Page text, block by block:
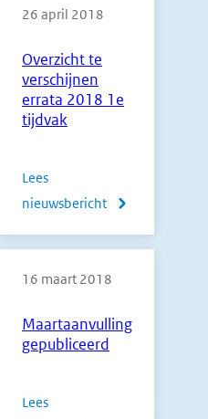
Overzicht te
verschijnen
errata 2018 1e
tijdvak
26 april 2018
Lees
nieuwsbericht
over
te
verschijnen
2018
Maartaanvulling
gepubliceerd
16 maart 2018
Lees